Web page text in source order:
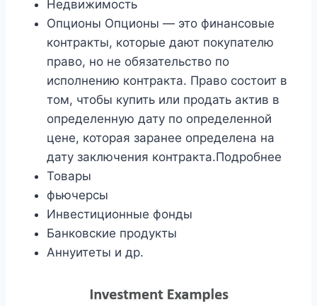
Недвижимость
Опционы Опционы — это финансовые
контракты, которые дают покупателю
право, но не обязательство по
исполнению контракта. Право состоит в
том, чтобы купить или продать актив в
определенную дату по определенной
цене, которая заранее определена на
дату заключения контракта.Подробнее
Товары
фьючерсы
Инвестиционные фонды
Банковские продукты
Аннуитеты и др.